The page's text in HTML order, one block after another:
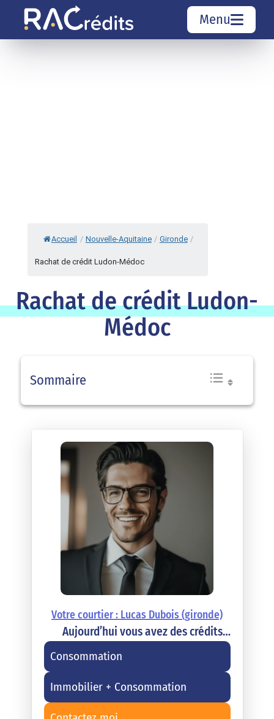
Menu
Accueil / Nouvelle-Aquitaine / Gironde /
Rachat de crédit Ludon-Médoc
Rachat de crédit Ludon-
Médoc
Sommaire
Votre courtier : Lucas Dubois (gironde)
Aujourd’hui vous avez des crédits…
Consommation
Immobilier + Consommation